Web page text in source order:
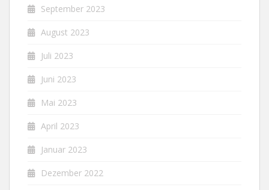
September 2023
August 2023
Juli 2023
Juni 2023
Mai 2023
April 2023
Januar 2023
Dezember 2022